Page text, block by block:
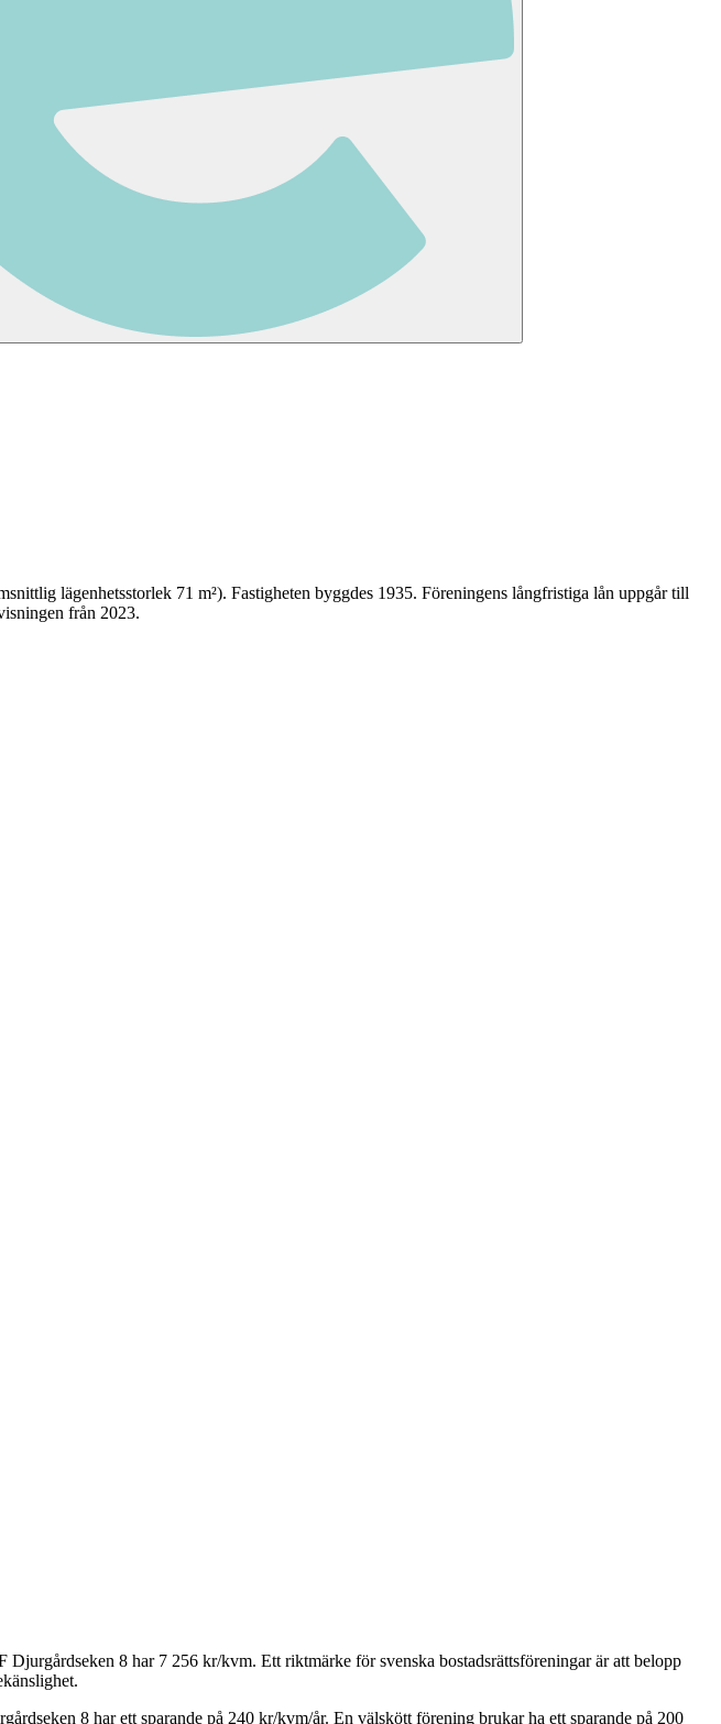
lägenhetsstorlek 71 m²). Fastigheten byggdes 1935. Föreningens långfristiga lån uppgår till
från 2023.
Djurgårdseken 8 har 7 256 kr/kvm. Ett riktmärke för svenska bostadsrättsföreningar är att belopp
8 har ett sparande på 240 kr/kvm/år. En välskött förening brukar ha ett sparande på 200